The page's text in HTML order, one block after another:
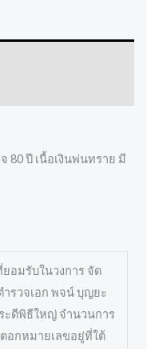
80 ปี เนื้อเงินพ่นทราย มี
อมรับในวงการ จัด
รวจเอก พจน์ บุญยะ
ะดีพิธีใหญ่ จำนวนการ
อกหมายเลขอยู่ที่ใต้